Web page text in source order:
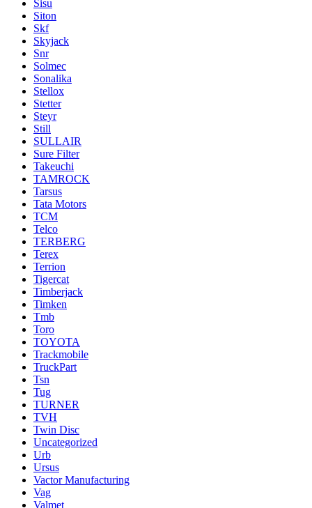
Sisu
Siton
Skf
Skyjack
Snr
Solmec
Sonalika
Stellox
Stetter
Steyr
Still
SULLAIR
Sure Filter
Takeuchi
TAMROCK
Tarsus
Tata Motors
TCM
Telco
TERBERG
Terex
Terrion
Tigercat
Timberjack
Timken
Tmb
Toro
TOYOTA
Trackmobile
TruckPart
Tsn
Tug
TURNER
TVH
Twin Disc
Uncategorized
Urb
Ursus
Vactor Manufacturing
Vag
Valmet